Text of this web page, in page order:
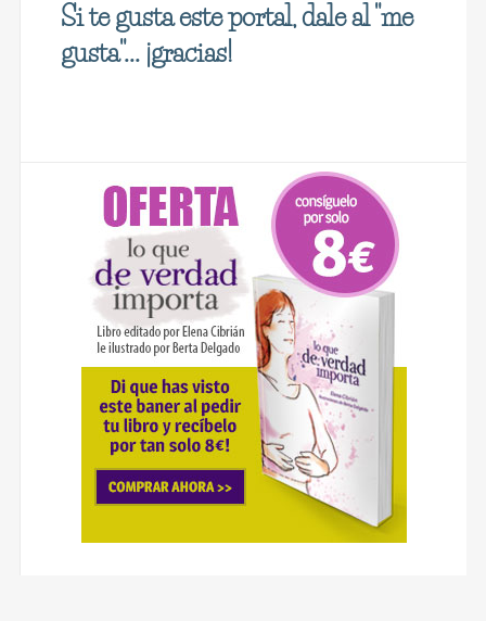
Si te gusta este portal, dale al "me
gusta"... ¡gracias!